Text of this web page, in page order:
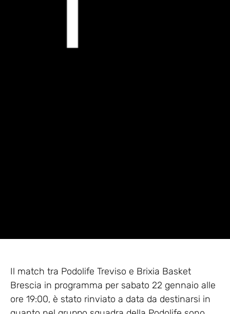
Il match tra Podolife Treviso e Brixia Basket
Brescia in programma per sabato 22 gennaio alle
ore 19:00, è stato rinviato a data da destinarsi in